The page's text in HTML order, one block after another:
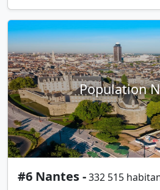
Population
#6 Nantes -332 515